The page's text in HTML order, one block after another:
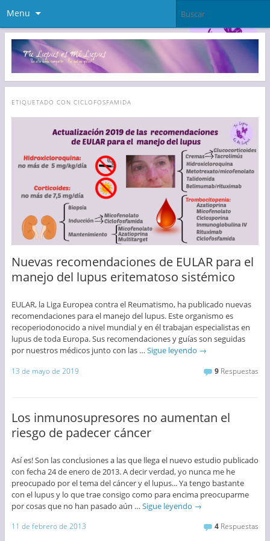
Menu
ETIQUETADO CON CICLOFOSFAMIDA
Nuevas recomendaciones de EULAR para el
manejo del lupus eritematoso sistémico
EULAR, la Liga Europea contra el Reumatismo, ha publicado nuevas
recomendaciones para el manejo del lupus. Este organismo es
recoperiodonocido a nivel mundial y en él trabajan especialistas en
lupus de toda Europa. Sus recomendaciones y guías son seguidas
por nuestros médicos junto con las … Sigue leyendo →
13 de mayo de 2019 9 Respuestas
Los inmunosupresores no aumentan el
riesgo de padecer cáncer
Así es! Son las conclusiones a las que llega el nuevo estudio publicado
con fecha 24 de enero de 2013. A decir verdad, yo nunca me he
preocupado por el tema del cáncer y el lupus... Ya tengo bastante
con el lupus y lo que trae consigo como para encima preocuparme
por cosas que no han pasado aún … Sigue leyendo →
11 de febrero de 2013 4 Respuestas